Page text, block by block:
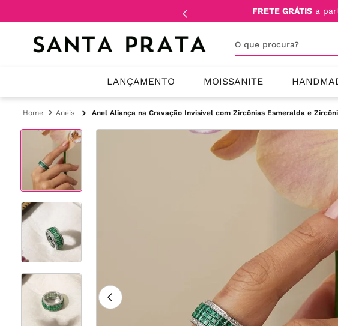
FRETE GRÁTIS a
LANÇAMENTO MOISSANITE
Anéis Anel Aliança na Cravação Invisível com Zircônias Esmeralda e